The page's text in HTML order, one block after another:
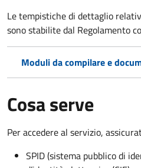
Le tempistiche di dettaglio
sono stabilite dal Regolamento
Moduli da compilare e
Cosa serve
Per accedere al servizio,
SPID (sistema pubblico di